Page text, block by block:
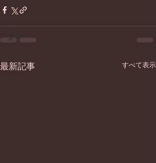
ワイン
菓子
最新記事 すべて表示